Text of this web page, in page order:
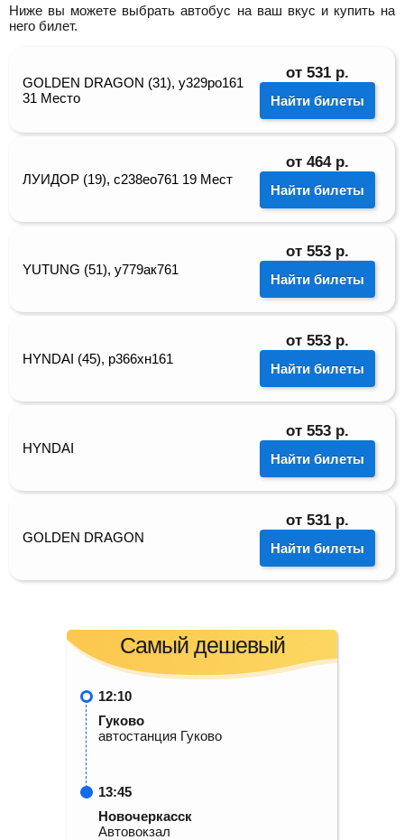
Ниже вы можете выбрать автобус на ваш вкус и купить на
него билет.
GOLDEN DRAGON (31), у329ро161
31 Место
от 531 р.
Найти билеты
ЛУИДОР (19), с238ео761 19 Мест
от 464 р.
Найти билеты
YUТUNG (51), у779ак761
от 553 р.
Найти билеты
HYNDAI (45), р366хн161
от 553 р.
Найти билеты
HYNDAI
от 553 р.
Найти билеты
GOLDEN DRAGON
от 531 р.
Найти билеты
Самый дешевый
12:10
Гуково
автостанция Гуково
13:45
Новочеркасск
Автовокзал